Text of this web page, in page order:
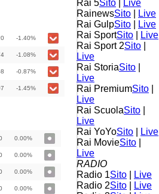
-1.40%
-1.08%
-0.87%
-1.45%
0.00%
0.00%
0.00%
0.00%
Rai 5Sito
Live
RainewsSito
Live
Rai GulpSito
Live
Rai SportSito
Live
Rai Sport 2Sito
Live
Rai StoriaSito
Live
Rai PremiumSito
Live
Rai ScuolaSito
Live
Rai YoYoSito
Live
Rai MovieSito
Live
RADIO
Radio 1Sito
Live
Radio 2Sito
Live